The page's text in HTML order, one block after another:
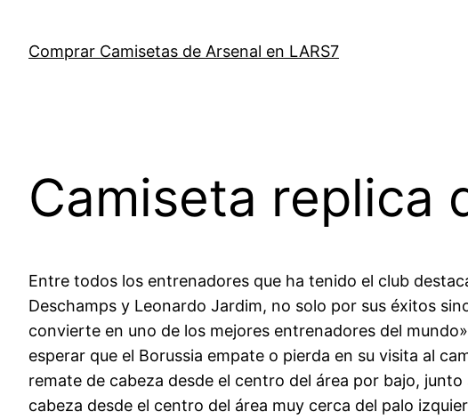
contenido
Comprar Camisetas de Arsenal en LARS7
Camiseta replica
Entre todos los entrenadores que ha tenido el club
Deschamps y Leonardo Jardim, no solo por sus éxitos
convierte en uno de los mejores entrenadores del
esperar que el Borussia empate o pierda en su visita al
remate de cabeza desde el centro del área por bajo,
cabeza desde el centro del área muy cerca del palo